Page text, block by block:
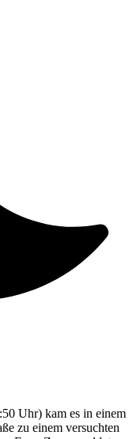
Uhr) kam es in einem
zu einem versuchten